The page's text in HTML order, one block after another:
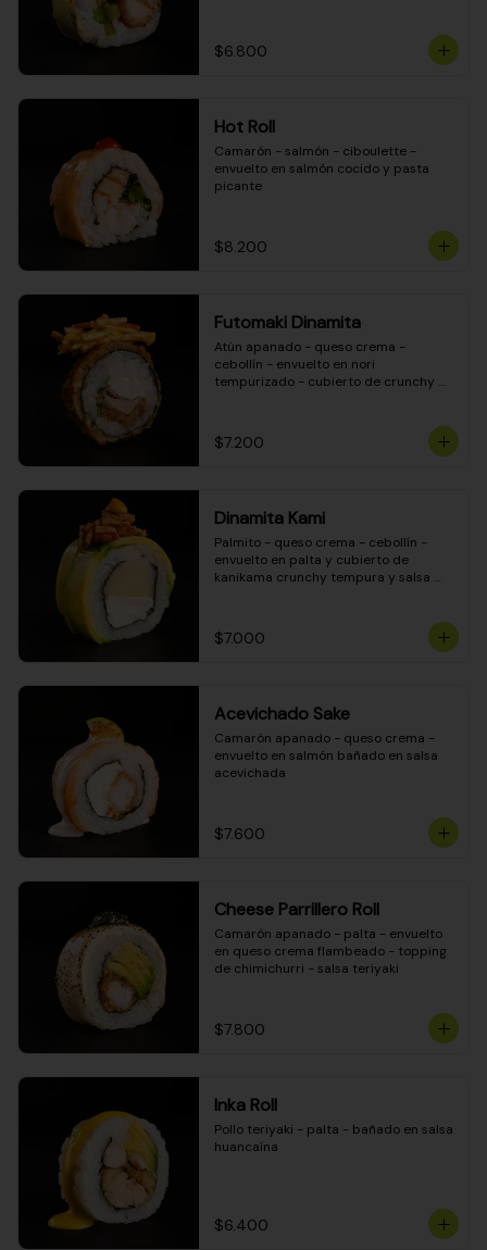
$6.800
Hot Roll
Camarón - salmón - ciboulette -
envuelto en salmón cocido y pasta
picante
$8.200
Futomaki Dinamita
Atún apanado - queso crema -
cebollín - envuelto en nori
tempurizado - cubierto de crunchy
$7.200
Dinamita Kami
Palmito - queso crema - cebollín -
envuelto en palta y cubierto de
kanikama crunchy tempura y salsa
$7.000
Acevichado Sake
Camarón apanado - queso crema -
envuelto en salmón bañado en salsa
acevichada
$7.600
Cheese Parrillero Roll
Camarón apanado - palta - envuelto
en queso crema flambeado - topping
de chimichurri - salsa teriyaki
$7.800
Inka Roll
Pollo teriyaki - palta - bañado en salsa
huancaína
$6.400